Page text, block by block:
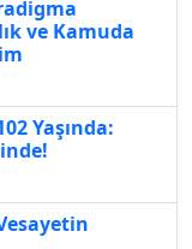
ve Kamuda
Yaşında: